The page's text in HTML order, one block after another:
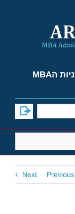
למד על אפשרויות הקבלה לתוכניות הMBA
Previous
Next